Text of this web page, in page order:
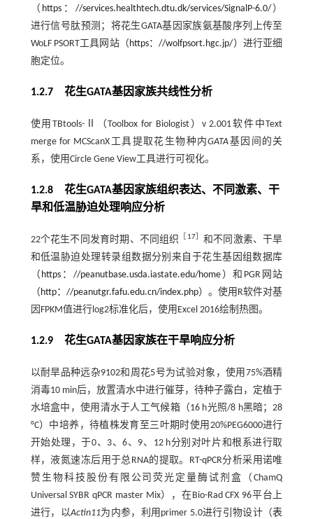
（ https：//services.healthtech.dtu.dk/services/SignalP-6.0/）
进行信号肽预测；将花生GATA基因家族氨基酸序列上传至
WoLF PSORT工具网站（https：//wolfpsort.hgc.jp/）进行亚细
胞定位。
1.2.7 花生GATA基因家族共线性分析
使用TBtools-Ⅱ（Toolbox for Biologist）v 2.001软件中Text
merge for MCScanX工具提取花生物种内GATA基因间的关
系，使用Circle Gene View工具进行可视化。
1.2.8 花生GATA基因家族组织表达、不同激素、干
旱和低温胁迫处理响应分析
22个花生不同发育时期、不同组织 17］和不同激素、干旱
和低温胁迫处理转录组数据分别来自于花生基因组数据库
（ https：//peanutbase.usda.iastate.edu/home）和PGR网站
（http：//peanutgr.fafu.edu.cn/index.php）。使用R软件对基
因FPKM值进行log2标准化后，使用Excel 2016绘制热图。
1.2.9 花生GATA基因家族在干旱响应分析
以耐旱品种远杂9102和周花5号为试验对象，使用75%酒精
消毒10 min后，放置清水中进行催芽，待种子露白，定植于
水培盒中，使用清水于人工气候箱（16 h光照/8 h黑暗；28
°C）中培养，待植株发育至三叶期时使用20%PEG6000进行
开始处理，于0、3、6、9、12 h分别对叶片和根系进行取
样，液氮速冻后用于总RNA的提取。RT-qPCR分析采用诺唯
赞生物科技股份有限公司荧光定量酶试剂盒（ChamQ
Universal SYBR qPCR master Mix），在Bio-Rad CFX 96平台上
进行，以Actin11为内参，利用primer 5.0进行引物设计（表